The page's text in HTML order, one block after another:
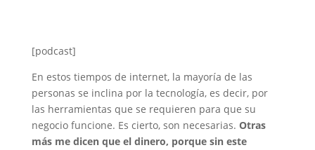
[podcast]
En estos tiempos de internet, la mayoría de las
personas se inclina por la tecnología, es decir, por
las herramientas que se requieren para que su
negocio funcione. Es cierto, son necesarias. Otras
más me dicen que el dinero, porque sin este